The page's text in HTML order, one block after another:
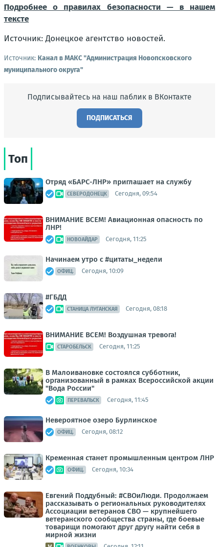
Подробнее о правилах безопасности — в нашем
тексте
Источник: Донецкое агентство новостей.
Источник: Канал в МАКС "Администрация Новопсковского
муниципального округа"
Подписывайтесь на наш паблик в ВКонтакте
ПОДПИСАТЬСЯ
Топ
Отряд «БАРС-ЛНР» приглашает на службу
СЕВЕРОДОНЕЦК Сегодня, 09:54
ВНИМАНИЕ ВСЕМ! Авиационная опасность по
ЛНР!
НОВОАЙДАР Сегодня, 11:25
Начинаем утро с #цитаты_недели
ОФИЦ. Сегодня, 10:09
#ГБДД
СТАНИЦА ЛУГАНСКАЯ Сегодня, 08:18
ВНИМАНИЕ ВСЕМ! Воздушная тревога!
СТАРОБЕЛЬСК Сегодня, 11:25
В Малоивановке состоялся субботник,
организованный в рамках Всероссийской акции
"Вода России"
ПЕРЕВАЛЬСК Сегодня, 11:45
Невероятное озеро Бурлинское
ОФИЦ. Сегодня, 08:12
Кременная станет промышленным центром ЛНР
ОФИЦ. Сегодня, 10:34
Евгений Поддубный: #СВОиЛюди. Продолжаем
рассказывать о региональных руководителях
Ассоциации ветеранов СВО — крупнейшего
ветеранского сообщества страны, где боевые
товарищи помогают друг другу найти себя в
мирной жизни